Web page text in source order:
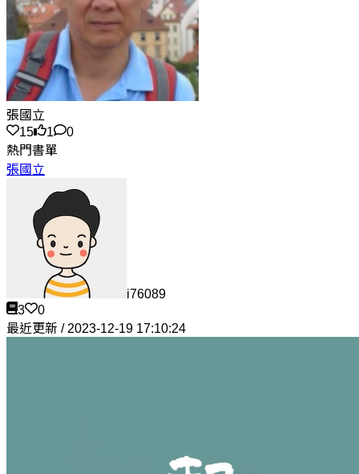
張國立
15
1
0
熱門書單
張國立
i76089
3
0
最近更新 / 2023-12-19 17:10:24